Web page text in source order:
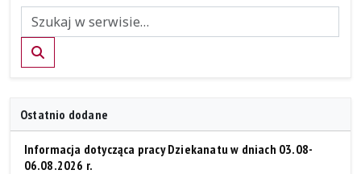
Szukaj
Ostatnio dodane
Informacja dotycząca pracy Dziekanatu w dniach 03.08-
06.08.2026 r.